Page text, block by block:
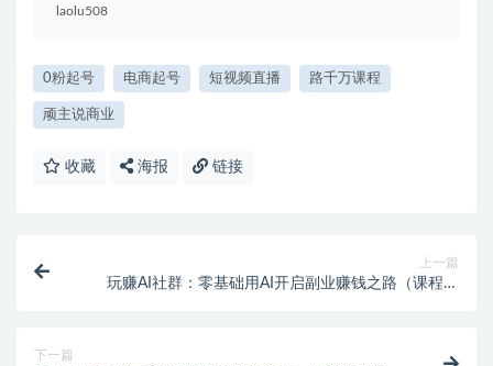
laolu508
0粉起号 电商起号 短视频直播 路千万课程
顽主说商业
收藏 海报 链接
上一篇
玩赚AI社群：零基础用AI开启副业赚钱之路（课程获
下一篇